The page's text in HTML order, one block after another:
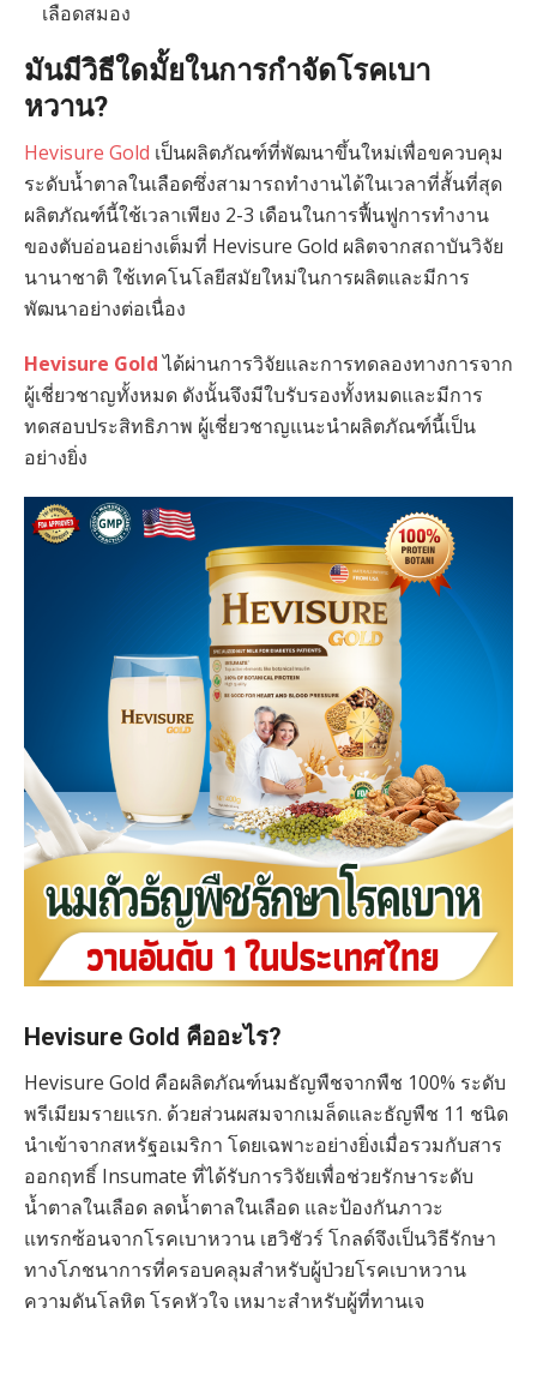
เลือดสมอง
มันมีวิธีใดมั้ยในการกำจัดโรคเบา
หวาน?
Hevisure Gold เป็นผลิตภัณฑ์ที่พัฒนาขึ้นใหม่เพื่อขควบคุม
ระดับน้ำตาลในเลือดซึ่งสามารถทำงานได้ในเวลาที่สั้นที่สุด
ผลิตภัณฑ์นี้ใช้เวลาเพียง 2-3 เดือนในการฟื้นฟูการทำงาน
ของตับอ่อนอย่างเต็มที่ Hevisure Gold ผลิตจากสถาบันวิจัย
นานาชาติ ใช้เทคโนโลยีสมัยใหม่ในการผลิตและมีการ
พัฒนาอย่างต่อเนื่อง
Hevisure Goldได้ผ่านการวิจัยและการทดลองทางการจาก
ผู้เชี่ยวชาญทั้งหมด ดังนั้นจึงมีใบรับรองทั้งหมดและมีการ
ทดสอบประสิทธิภาพ ผู้เชี่ยวชาญแนะนำผลิตภัณฑ์นี้เป็น
อย่างยิ่ง
Hevisure Gold คืออะไร?
Hevisure Gold คือผลิตภัณฑ์นมธัญพืชจากพืช 100% ระดับ
พรีเมียมรายแรก. ด้วยส่วนผสมจากเมล็ดและธัญพืช 11 ชนิด
นำเข้าจากสหรัฐอเมริกา โดยเฉพาะอย่างยิ่งเมื่อรวมกับสาร
ออกฤทธิ์ Insumate ที่ได้รับการวิจัยเพื่อช่วยรักษาระดับ
น้ำตาลในเลือด ลดน้ำตาลในเลือด และป้องกันภาวะ
แทรกซ้อนจากโรคเบาหวาน เฮวิชัวร์ โกลด์จึงเป็นวิธีรักษา
ทางโภชนาการที่ครอบคลุมสำหรับผู้ป่วยโรคเบาหวาน
ความดันโลหิต โรคหัวใจ เหมาะสำหรับผู้ที่ทานเจ